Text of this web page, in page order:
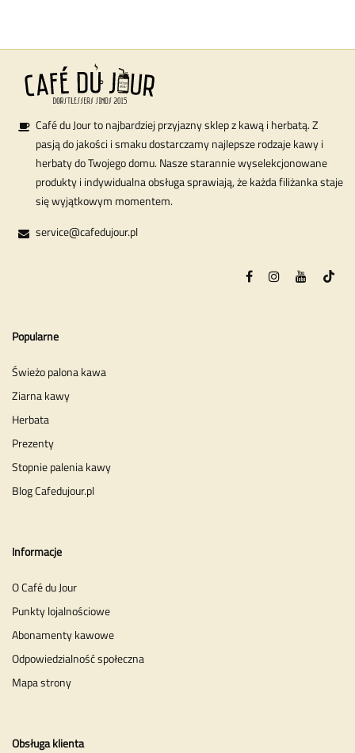
Café du Jour to najbardziej przyjazny sklep z kawą i herbatą. Z
pasją do jakości i smaku dostarczamy najlepsze rodzaje kawy i
herbaty do Twojego domu. Nasze starannie wyselekcjonowane
produkty i indywidualna obsługa sprawiają, że każda filiżanka staje
się wyjątkowym momentem.
service@cafedujour.pl
Popularne
Świeżo palona kawa
Ziarna kawy
Herbata
Prezenty
Stopnie palenia kawy
Blog Cafedujour.pl
Informacje
O Café du Jour
Punkty lojalnościowe
Abonamenty kawowe
Odpowiedzialność społeczna
Mapa strony
Obsługa klienta